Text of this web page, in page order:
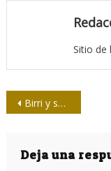
Sitio de
entradas
Birri y sus creaturas
Deja una